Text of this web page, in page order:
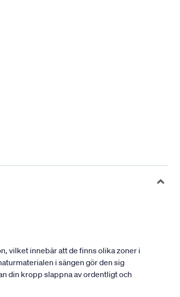
vilket innebär att de finns olika zoner i
i sängen gör den sig
din kropp slappna av ordentligt och